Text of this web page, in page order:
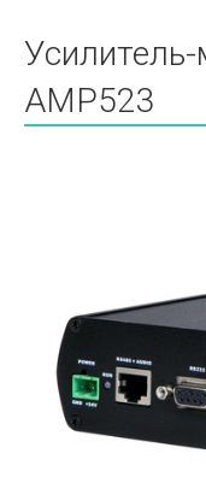
AMP523